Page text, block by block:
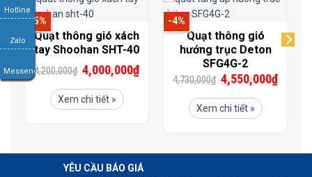
-5%
Quạt thông gió xách
tay Shoohan SHT-40
4,200,000₫ 4,000,000₫
Xem chi tiết »
-4%
Quạt thông gió
hướng trục Deton
SFG4G-2
4,730,000₫ 4,550,000₫
Xem chi tiết »
YÊU CẦU BÁO GIÁ
Hotline
Zalo
Messenger